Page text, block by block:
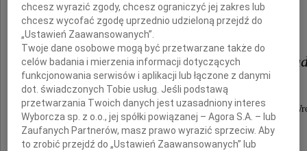
Wyrazy głębokiego współczucia dla
dr hab. Sławomira Budrewicza, prof.
Kierownika Kliniki Neurologii
Uniwersytetu Medycznego im. Piastów Śląskich we
chcesz wyrazić zgody, chcesz ograniczyć jej zakres lub
chcesz wycofać zgodę uprzednio udzieloną przejdź do
„Ustawień Zaawansowanych”.
Twoje dane osobowe mogą być przetwarzane także do
celów badania i mierzenia informacji dotyczących
funkcjonowania serwisów i aplikacji lub łączone z danymi
dot. świadczonych Tobie usług. Jeśli podstawą
przetwarzania Twoich danych jest uzasadniony interes
Wyborcza sp. z o.o., jej spółki powiązanej – Agora S.A. – lub
Zaufanych Partnerów, masz prawo wyrazić sprzeciw. Aby
to zrobić przejdź do „Ustawień Zaawansowanych” lub